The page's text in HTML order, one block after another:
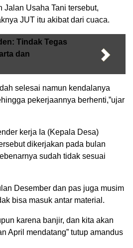
Jalan Usaha Tani tersebut,
JUT itu akibat dari cuaca.
Tindak Tegas
dan
selesai namun kendalanya
pekerjaannya berhenti,”ujar
kerja Ia (Kepala Desa)
dikerjakan pada bulan
sudah tidak sesuai
Desember dan pas juga musim
bisa masuk antar material.
karena banjir, dan kita akan
April mendatang” tutup amandus